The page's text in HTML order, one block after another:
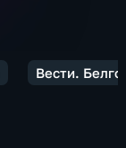
Вести.